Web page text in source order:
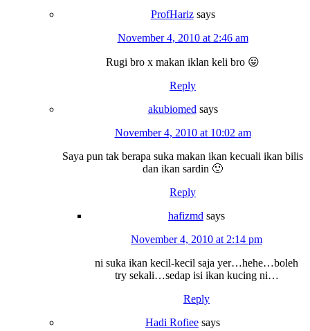
ProfHariz says
November 4, 2010 at 2:46 am
Rugi bro x makan iklan keli bro 😛
Reply
akubiomed says
November 4, 2010 at 10:02 am
Saya pun tak berapa suka makan ikan kecuali ikan bilis
dan ikan sardin 🙂
Reply
hafizmd says
November 4, 2010 at 2:14 pm
ni suka ikan kecil-kecil saja yer…hehe…boleh
try sekali…sedap isi ikan kucing ni…
Reply
Hadi Rofiee says